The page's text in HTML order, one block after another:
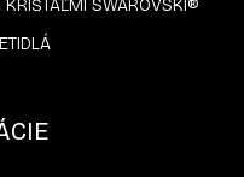
KRIŠTÁĽMI SWAROVSKI®